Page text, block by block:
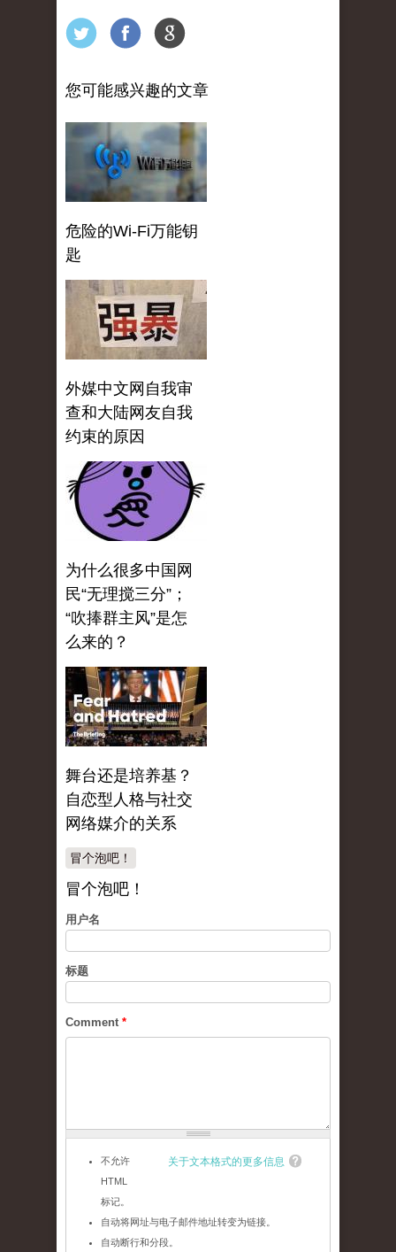
您可能感兴趣的文章
危险的Wi-Fi万能钥
匙
外媒中文网自我审
查和大陆网友自我
约束的原因
为什么很多中国网
民“无理搅三分”；
“吹捧群主风”是怎
么来的？
舞台还是培养基？
自恋型人格与社交
网络媒介的关系
冒个泡吧！
冒个泡吧！
用户名
标题
Comment *
关于文本格式的更多信息
不允许
HTML
标记。
自动将网址与电子邮件地址转变为链接。
自动断行和分段。